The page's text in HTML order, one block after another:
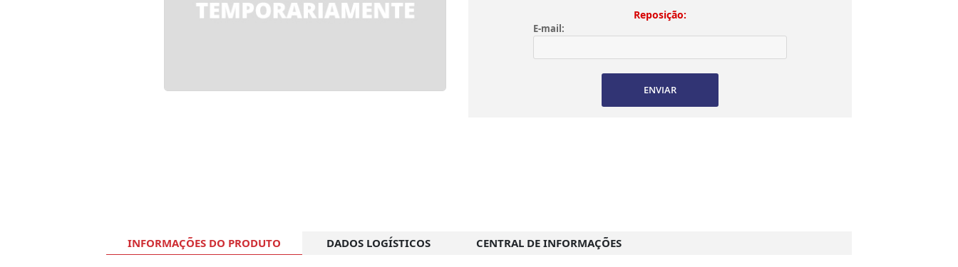
Reposição:
E-mail:
ENVIAR
INFORMAÇÕES DO PRODUTO DADOS LOGÍSTICOS CENTRAL DE INFORMAÇÕES